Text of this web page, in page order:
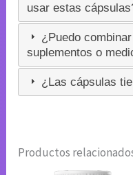
usar estas
¿Puedo
suplementos o
¿Las cápsulas
Productos